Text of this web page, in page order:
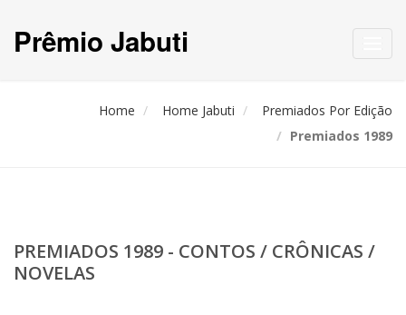
Prêmio Jabuti
Home Home Jabuti
Premiados Por Edição
Premiados 1989
PREMIADOS 1989 - CONTOS / CRÔNICAS /
NOVELAS